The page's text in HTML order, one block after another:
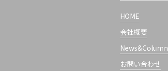
HOME
会社概要
News&Column
お問い合わせ